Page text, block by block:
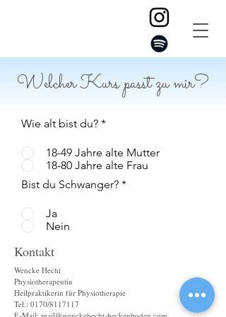
Welcher Kurs passt zu mir?
Wie alt bist du? *
18-49 Jahre alte Mutter
18-80 Jahre alte Frau
Bist du Schwanger? *
Ja
Nein
Kontakt
Wencke Hecht
Physiotherapeutin
Heilpraktikerin für Physiotherapie
Tel.: 0170/8117117